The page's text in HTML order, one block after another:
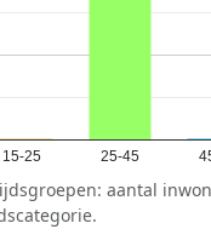
15-25 25-45
aantal